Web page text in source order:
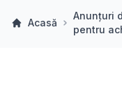
Acasă
Anunțuri
pentru